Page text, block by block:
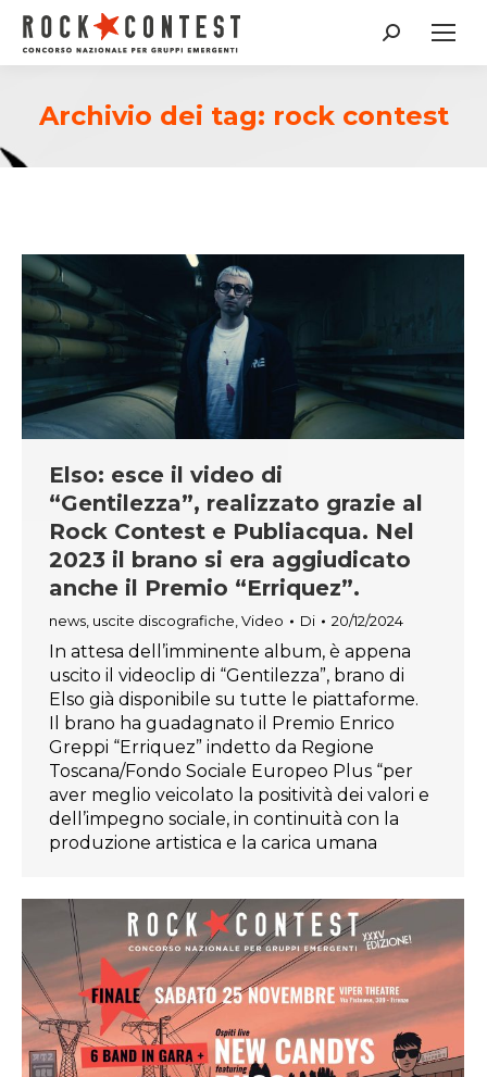
Cerca:
Archivio dei tag: rock contest
Elso: esce il video di
“Gentilezza”, realizzato grazie al
Rock Contest e Publiacqua. Nel
2023 il brano si era aggiudicato
anche il Premio “Erriquez”.
news, uscite discografiche,Video Di 20/12/2024
In attesa dell’imminente album, è appena
uscito il videoclip di “Gentilezza”, brano di
Elso già disponibile su tutte le piattaforme.
Il brano ha guadagnato il Premio Enrico
Greppi “Erriquez” indetto da Regione
Toscana/Fondo Sociale Europeo Plus “per
aver meglio veicolato la positività dei valori e
dell’impegno sociale, in continuità con la
produzione artistica e la carica umana